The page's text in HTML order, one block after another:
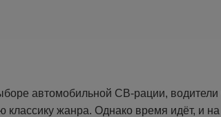
автомобильной CB-рации,
жанра. Однако время идёт, и